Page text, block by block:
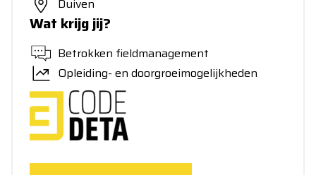
Duiven
Wat krijg jij?
Betrokken fieldmanagement
Opleiding- en doorgroeimogelijkheden